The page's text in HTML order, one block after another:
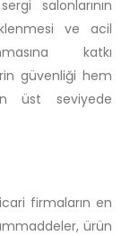
salonlarının
ve acil
katkı
güvenliği hem
üst seviyede
firmaların en
ürün